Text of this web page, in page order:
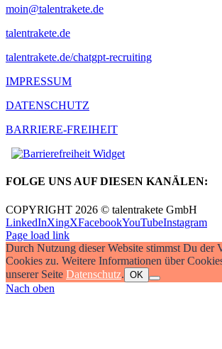
moin@talentrakete.de
talentrakete.de
talentrakete.de/chatgpt-recruiting
IMPRESSUM
DATENSCHUTZ
BARRIERE-FREIHEIT
FOLGE UNS AUF DIESEN KANÄLEN:
COPYRIGHT 2026 © talentrakete GmbH
LinkedInXingXFacebookYouTubeInstagram
Page load link
Durch Nutzung dieser Website stimmst Du der
Cookies zu. Weitere Informationen über
unserer Seite Datenschutz. OK
Nach oben